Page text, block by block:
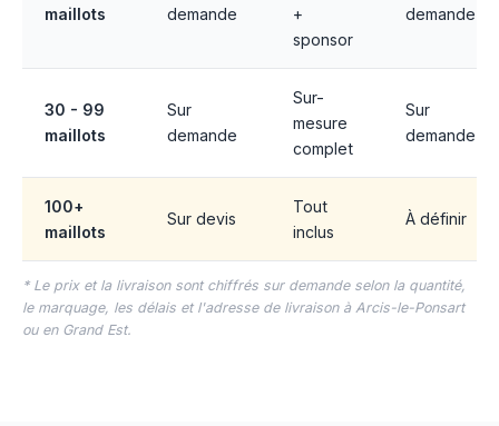
maillots
demande
+
sponsor
demande
30 - 99
maillots
Sur
demande
Sur-
mesure
complet
Sur
demande
100+
maillots
Sur devis
Tout
inclus
À définir
* Le prix et la livraison sont chiffrés sur demande selon la quantité,
le marquage, les délais et l'adresse de livraison à Arcis-le-Ponsart
ou en Grand Est.